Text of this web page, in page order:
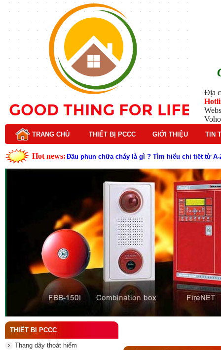
Địa
TRANG CHỦ THIẾT BỊ PCCC GIỚI THIỆU TIN
Hot news: Lý do nên chọn hệ thống báo cháy Hochiki cho
Cấu tạo và nguyên lý hoạt động của báo cháy
Tìm hiểu chi tiết về hệ thống báo cháy Horing
Các loại thang dây thoát hiểm phổ biến trên thị
Thang dây thoát hiểm có tác dụng gì trong tình
Cấu tạo đầu phun chữa cháy trong hệ thống
Kim thu sét là gì? Cấu tạo, nguyên lý hoạt động
Đầu phun chữa cháy là gì và nguyên lý hoạt động
Đầu phun chữa cháy là gì ? Tìm hiểu chi tiết từ A-
THIẾT BỊ PCCC
Thang dây thoát hiểm